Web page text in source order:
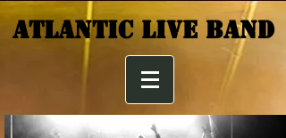
ATLANTIC Live band